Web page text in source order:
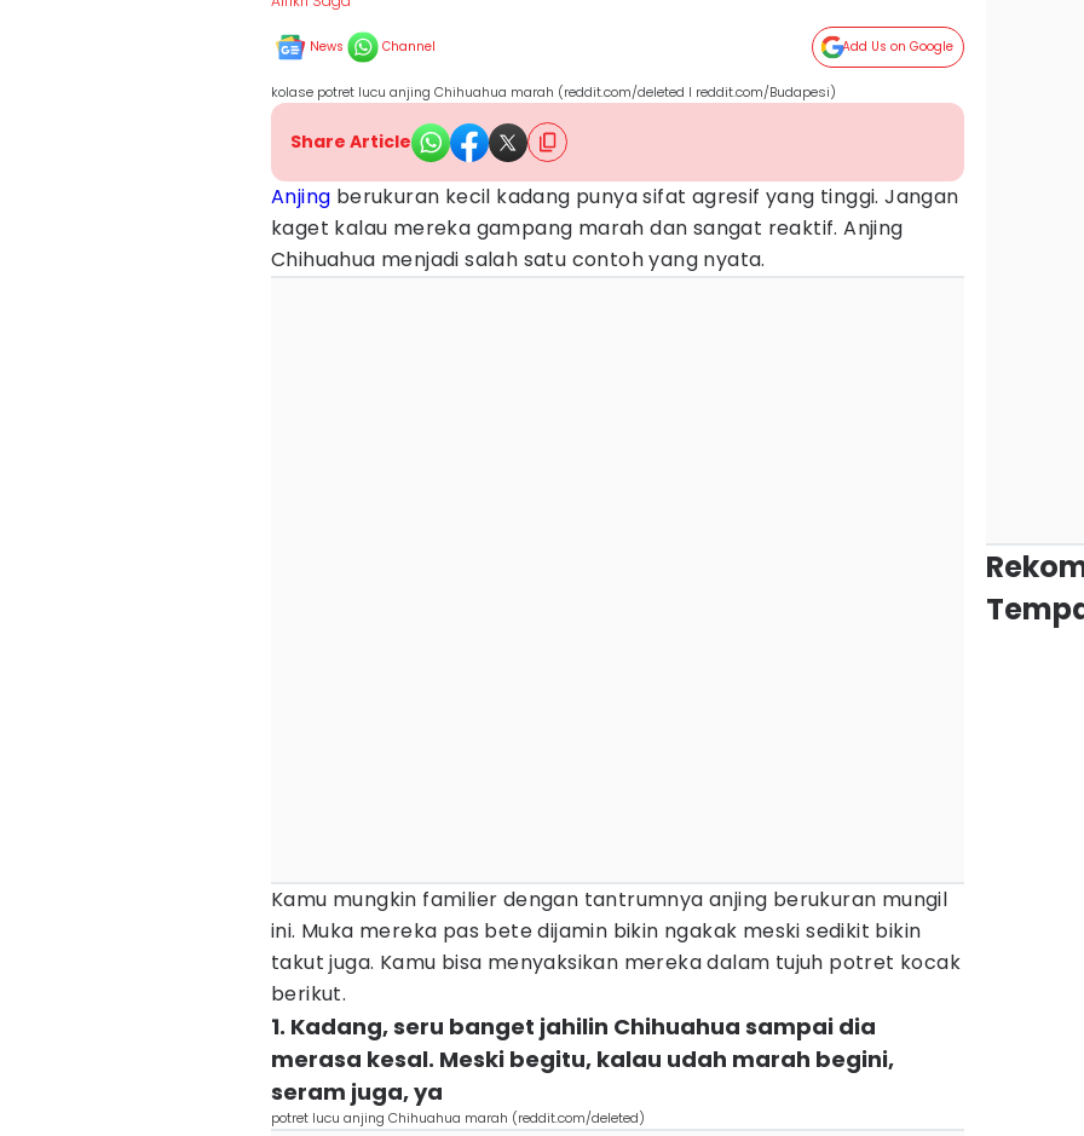
News Channel Add Us on Google
kolase potret lucu anjing Chihuahua marah (reddit.com/deleted I reddit.com/Budapesi)
Share Article
Anjing berukuran kecil kadang punya sifat agresif yang tinggi. Jangan
kaget kalau mereka gampang marah dan sangat reaktif. Anjing
Chihuahua menjadi salah satu contoh yang nyata.
Kamu mungkin familier dengan tantrumnya anjing berukuran mungil
ini. Muka mereka pas bete dijamin bikin ngakak meski sedikit bikin
takut juga. Kamu bisa menyaksikan mereka dalam tujuh potret kocak
berikut.
1. Kadang, seru banget jahilin Chihuahua sampai dia
merasa kesal. Meski begitu, kalau udah marah begini,
seram juga, ya
potret lucu anjing Chihuahua marah (reddit.com/deleted)